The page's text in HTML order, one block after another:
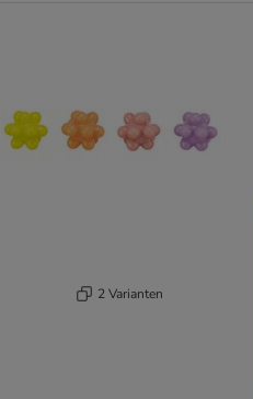
2 Varianten